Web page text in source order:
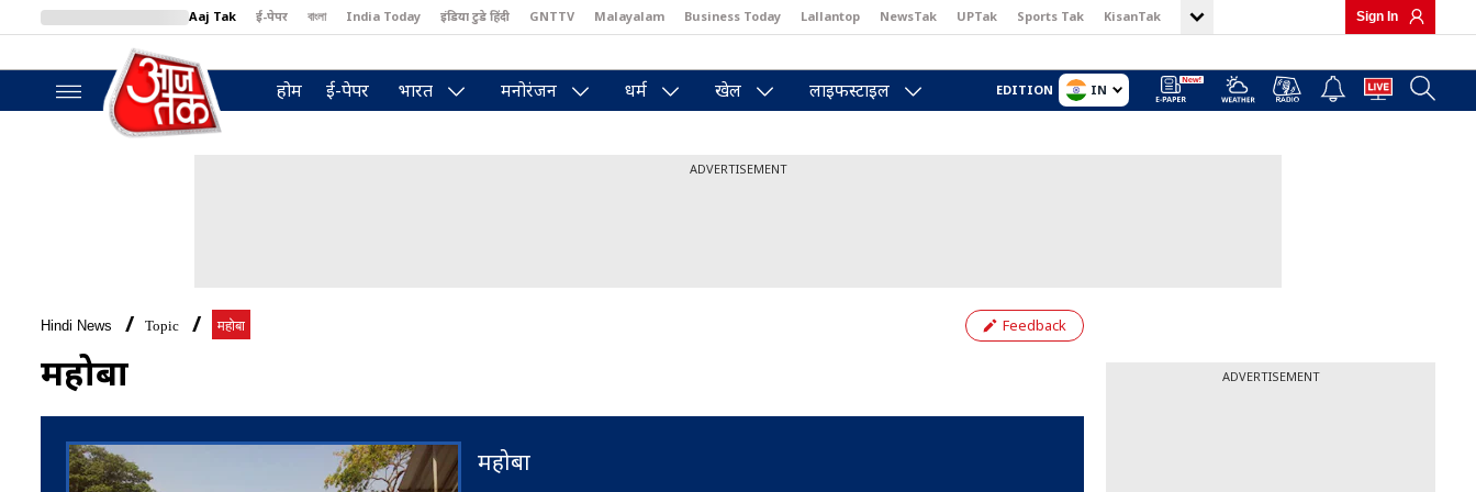
Aaj Tak ई-पेपर বাংলা India Today इंडिया टुडे हिंदी GNTTV Malayalam Business Today Lallantop NewsTak UPTak Sports Tak KisanTak
BT Bazaar
Sign In
होम ई-पेपर भारत मनोरंजन धर्म खेल लाइफस्टाइल EDITION IN
ADVERTISEMENT
Hindi News Topic महोबा Feedback
महोबा
महोबा
ADVERTISEMENT